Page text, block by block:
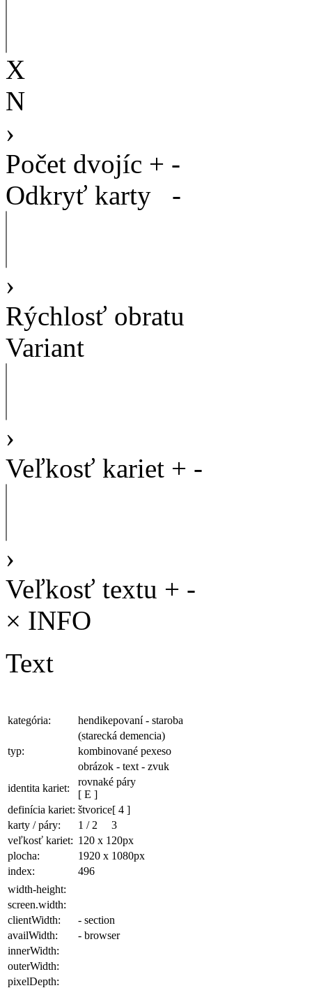
X
N
›
Počet dvojíc + -
Odkryť karty
-
›
Rýchlosť obratu
Variant
›
Veľkosť kariet + -
›
Veľkosť textu + -
× INFO
Text
kategória:
hendikepovaní - staroba
(starecká demencia)
typ:
kombinované pexeso
obrázok - text - zvuk
identita kariet:
rovnaké páry
[ E ]
definícia kariet: štvorice[ 4 ]
karty / páry:
1 / 2
3
veľkosť kariet: 120 x 120px
plocha: 1920 x 1080px
index:
496
width-height:
screen.width:
clientWidth:
- section
availWidth:
- browser
innerWidth:
outerWidth:
pixelDepth: